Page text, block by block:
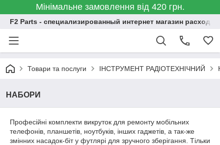
Мінімальне замовлення від 420 грн.
F2 Parts - специализированный интернет магазин
Товари та послуги ІНСТРУМЕНТ РАДІОТЕХНІЧНИЙ
НАБОРИ
Професійні комплекти викруток для ремонту мобільних
телефонів, планшетів, ноутбуків, інших гаджетів, а так-же
змінних насадок-біт у футлярі для зручного зберігання. Тільки